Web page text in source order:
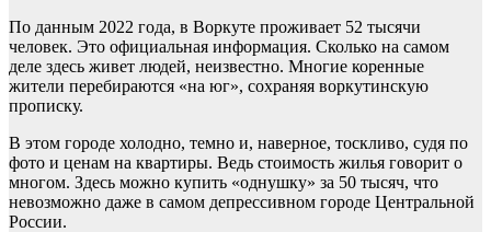
По данным 2022 года, в Воркуте проживает 52 тысячи
человек. Это официальная информация. Сколько на самом
деле здесь живет людей, неизвестно. Многие коренные
жители перебираются «на юг», сохраняя воркутинскую
прописку.
В этом городе холодно, темно и, наверное, тоскливо, судя по
фото и ценам на квартиры. Ведь стоимость жилья говорит о
многом. Здесь можно купить «однушку» за 50 тысяч, что
невозможно даже в самом депрессивном городе Центральной
России.